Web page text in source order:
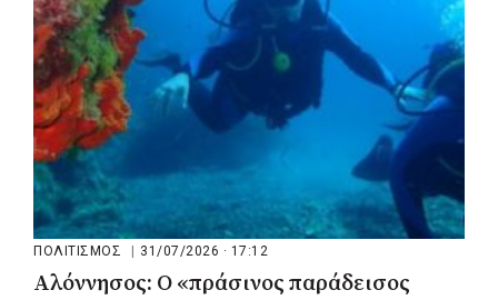
ΠΟΛΙΤΙΣΜΟΣ 31/07/2026 · 17:12
Αλόννησος: Ο «πράσινος παράδεισος